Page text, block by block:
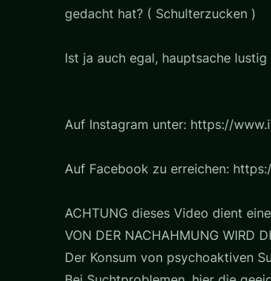
gedacht hat? ( Schulterzucken )
Ist ja auch egal, hauptsache lustig
Auf Instagram unter: https://
Auf Facebook zu erreichen:
ACHTUNG dieses Video dient
VON DER NACHAHMUNG WIRD
Der Konsum von psychoaktiven